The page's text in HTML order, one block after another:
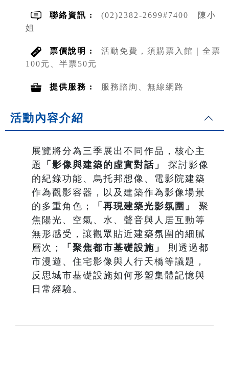
聯絡資訊 :
(02)2382-2699#7400 陳小
姐
票價說明 :
活動免費，須購票入館｜全票
100元、半票50元
提供服務 : 服務諮詢、無線網路
活動內容介紹
展覽將分為三季展出不同作品，核心主
題
「影像與建築的虛實對話」
探討影像
的紀錄功能、烏托邦想像、電影院建築
作為觀影容器，以及建築作為影像場景
的多重角色；
「再現建築光影氛圍」
聚
焦陽光、空氣、水、聲音與人居互動等
無形感受，讓觀眾貼近建築氛圍的細膩
層次；
「聚焦都市基礎設施」
則透過都
市漫遊、住宅影像與人行天橋等議題，
反思城市基礎設施如何形塑集體記憶與
日常經驗。